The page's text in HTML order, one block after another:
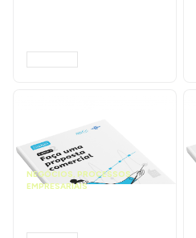
NEGÓCIOS, PROCESSOS
EMPRESARIAIS